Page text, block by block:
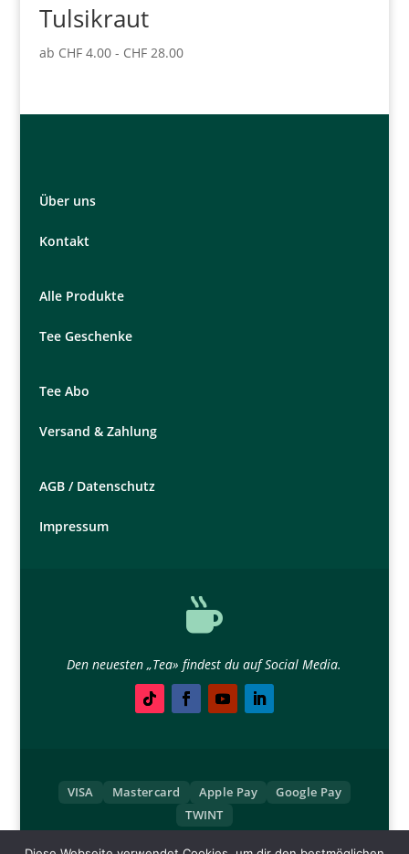
Tulsikraut
ab CHF4.00- CHF28.00
Über uns
Kontakt
Alle Produkte
Tee Geschenke
Tee Abo
Versand & Zahlung
AGB / Datenschutz
Impressum

Den neuesten „Tea» findest du auf Social Media.
VISA Mastercard Apple Pay
Google Pay
TWINT